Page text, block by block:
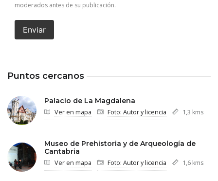
moderados antes de su publicación.
Enviar
Puntos cercanos
Palacio de La Magdalena
Ver en mapa Foto: Autor y licencia 1,3 kms
Museo de Prehistoria y de Arqueología de
Cantabria
Ver en mapa Foto: Autor y licencia 1,6 kms